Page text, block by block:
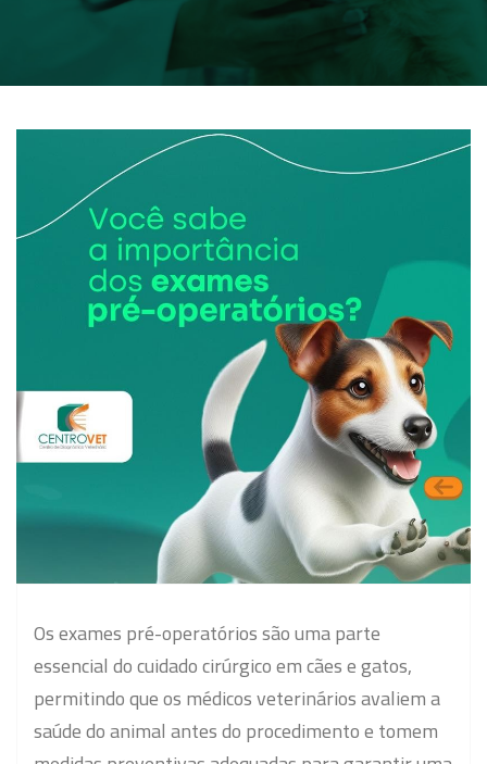
Os exames pré-operatórios são uma parte
essencial do cuidado cirúrgico em cães e gatos,
permitindo que os médicos veterinários avaliem a
saúde do animal antes do procedimento e tomem